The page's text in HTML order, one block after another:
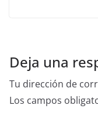
Deja una
Tu dirección de
Los campos